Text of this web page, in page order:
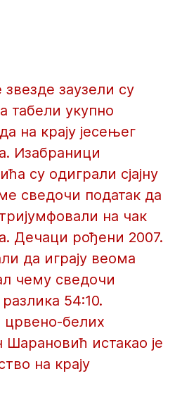
заузели су
табели укупно
на крају јесењег
Изабраници
су одиграли сјајну
сведочи податак да
на чак
Дечаци рођени 2007.
да играју веома
чему сведочи
54:10.
белих
истакао је
на крају